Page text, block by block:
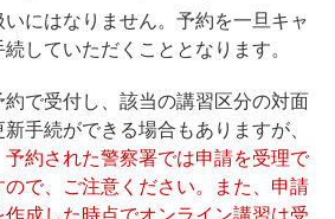
にはなりません。予約を一旦キャ
していただくこととなります。
で受付し、該当の講習区分の対面
手続ができる場合もありますが、
約された警察署では申請を受理で
で、ご注意ください。また、申請
成した時点でオンライン講習は受